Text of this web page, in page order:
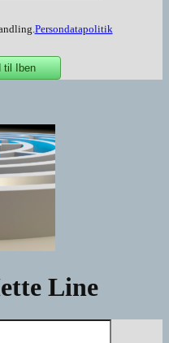
Persondatapolitik
Line